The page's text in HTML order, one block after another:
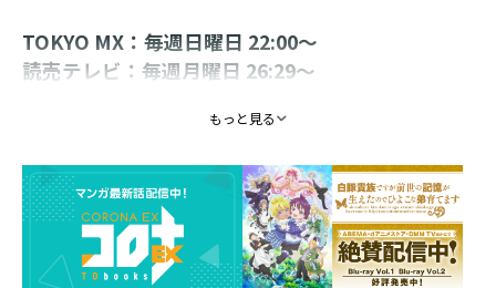
TOKYO MX：毎週日曜日 22:00～
読売テレビ：毎週月曜日 26:29～
AT-X：毎週金曜日 21:00～
15:00～
※放送日時は予告なく変更となる場合がございま
す。
もっと見る